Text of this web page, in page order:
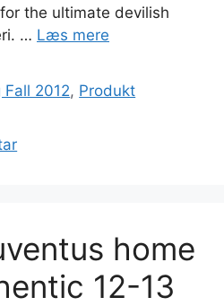
the ultimate devilish
… Læs mere
Fall 2012, Produkt
home
12-13